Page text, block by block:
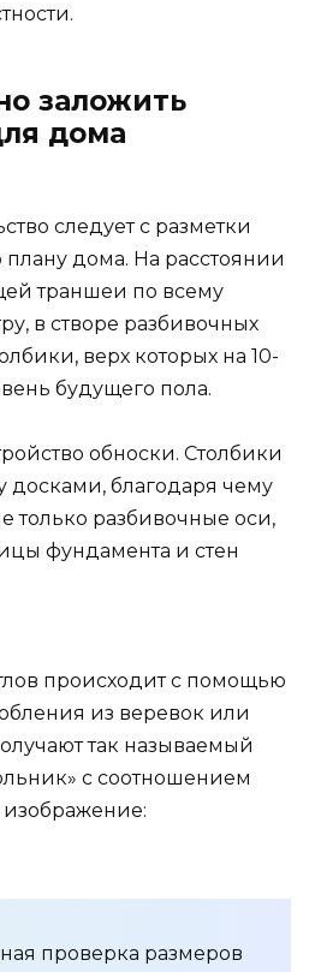
заложить
дома
следует с разметки
дома. На расстоянии
траншеи по всему
в створе разбивочных
верх которых на 10-
будущего пола.
обноски. Столбики
досками, благодаря чему
только разбивочные оси,
фундамента и стен
происходит с помощью
из веревок или
так называемый
с соотношением
изображение:
проверка размеров